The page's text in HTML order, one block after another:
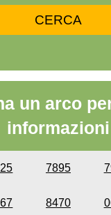
un arco
informazioni
7895
8470